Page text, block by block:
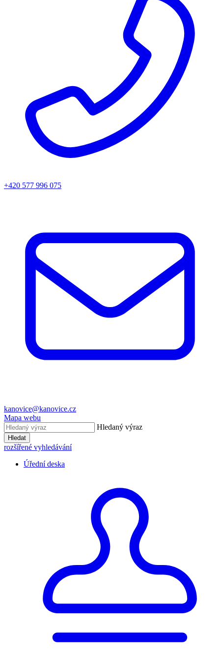
+420 577 996 075
kanovice@kanovice.cz
Mapa webu
Hledaný výraz
Hledat
rozšířené vyhledávání
Úřední deska